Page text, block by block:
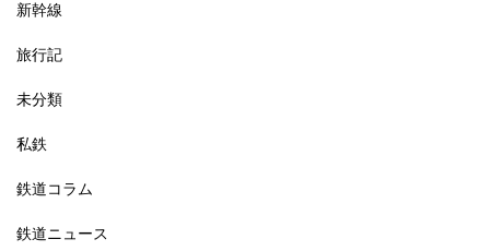
新幹線
旅行記
未分類
私鉄
鉄道コラム
鉄道ニュース